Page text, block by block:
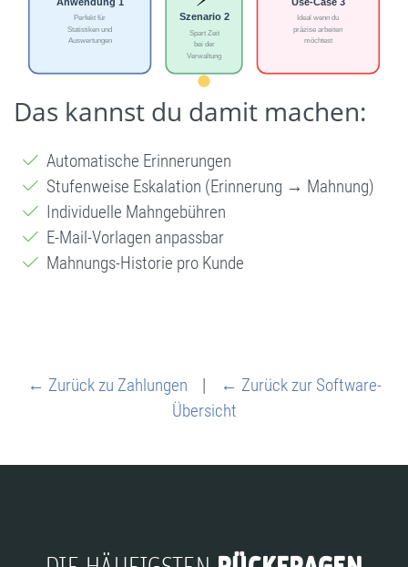
Das kannst du damit machen:
Automatische Erinnerungen
Stufenweise Eskalation (Erinnerung → Mahnung)
Individuelle Mahngebühren
E-Mail-Vorlagen anpassbar
Mahnungs-Historie pro Kunde
← Zurück zu Zahlungen |
← Zurück zur Software-
Übersicht